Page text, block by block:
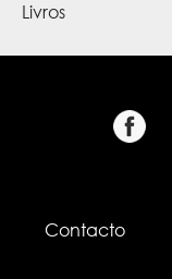
Livros
Contacto